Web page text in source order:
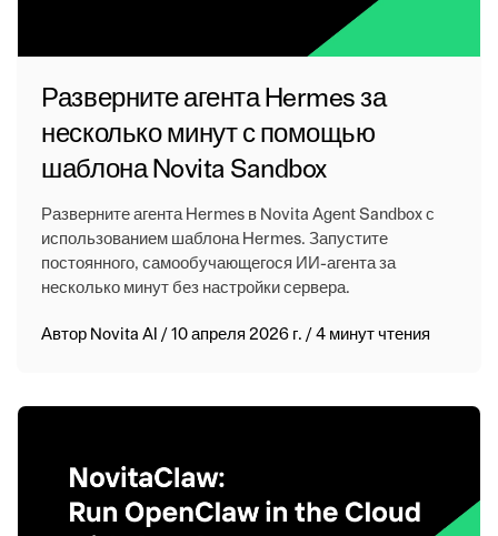
Разверните агента Hermes за
несколько минут с помощью
шаблона Novita Sandbox
Разверните агента Hermes в Novita Agent Sandbox с
использованием шаблона Hermes. Запустите
постоянного, самообучающегося ИИ-агента за
несколько минут без настройки сервера.
Автор Novita AI /10 апреля 2026 г. /4 минут чтения